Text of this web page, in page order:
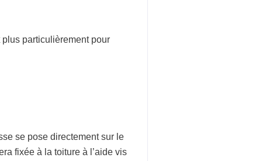
particulièrement pour
se pose directement sur le
fixée à la toiture à l’aide vis